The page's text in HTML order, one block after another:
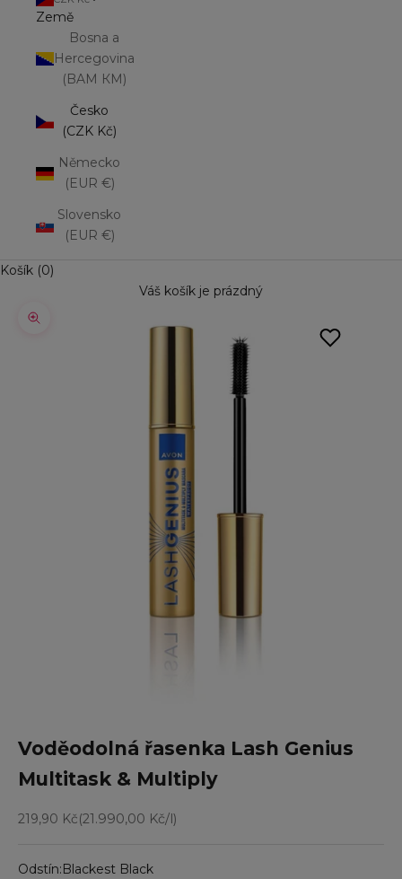
Země
Bosna a
Hercegovina
(BAM КМ)
Česko
(CZK Kč)
Německo
(EUR €)
Slovensko
(EUR €)
Košík (0)
Váš košík je prázdný
Přiblížit
Voděodolná řasenka Lash Genius
Multitask & Multiply
Prodejní cena
219,90 Kč(21.990,00 Kč/l)
Odstín:Blackest Black